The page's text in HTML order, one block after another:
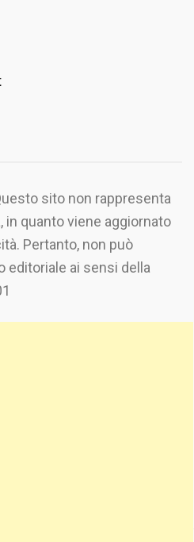
sito non rappresenta
in quanto viene aggiornato
Pertanto, non può
editoriale ai sensi della